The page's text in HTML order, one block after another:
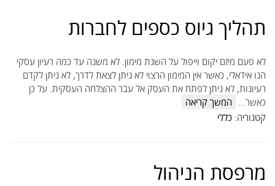
תהליך גיוס כספים לחברות
לא פעם מיזם יקום וייפול על השגת מימון. לא משנה עד כמה רעיון עסקי
הנו אידאלי, כאשר אין המימון הרצוי לא ניתן לצאת לדרך, לא ניתן לקדם
רעיונות, לא ניתן לפתח את העסק אל עבר ההצלחה העסקית. על כן
כאשר… המשך קריאה
קטגוריה: כללי
מרפסת הניהול